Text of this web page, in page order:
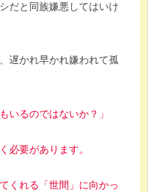
だと同族嫌悪してはいけ
遅かれ早かれ嫌われて孤
いるのではないか？」
必要があります。
くれる「世間」に向かっ